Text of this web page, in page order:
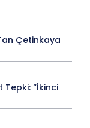
Çetinkaya
Tepki: “İkinci